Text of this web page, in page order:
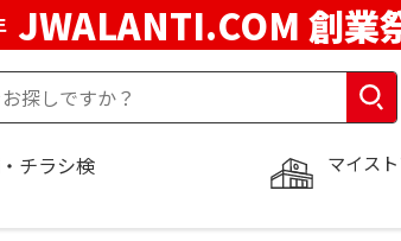
JWALANTI.COM 創業
マイス
チラシ検